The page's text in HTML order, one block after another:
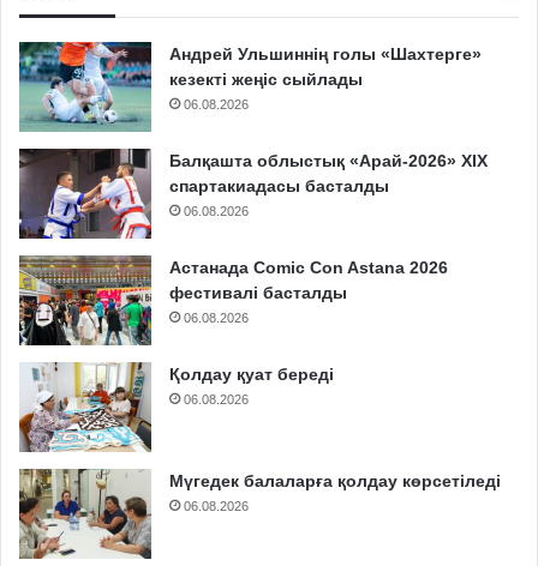
Андрей Ульшиннің голы «Шахтерге»
кезекті жеңіс сыйлады
06.08.2026
Балқашта облыстық «Арай-2026» XIX
спартакиадасы басталды
06.08.2026
Астанада Comic Con Astana 2026
фестивалі басталды
06.08.2026
Қолдау қуат береді
06.08.2026
Мүгедек балаларға қолдау көрсетіледі
06.08.2026